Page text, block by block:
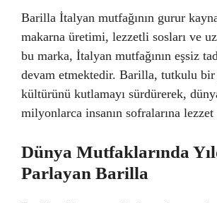
Barilla İtalyan mutfağının gurur
makarna üretimi, lezzetli sosları ve
bu marka, İtalyan mutfağının eşsiz
devam etmektedir. Barilla, tutkulu
kültürünü kutlamayı sürdürerek,
milyonlarca insanın sofralarına lezzet
Dünya Mutfaklarında
Parlayan Barilla